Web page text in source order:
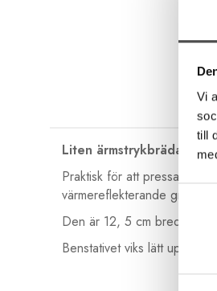
Vi
till
Liten ärmstrykbräda
Praktisk för att pressa
värmereflekterande grå yta
Den är 12, 5 cm bred och
Benstativet viks lätt upp när